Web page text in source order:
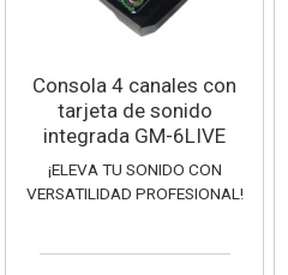
Consola 4 canales con
tarjeta de sonido
integrada GM-6LIVE
¡ELEVA TU SONIDO CON
VERSATILIDAD PROFESIONAL!